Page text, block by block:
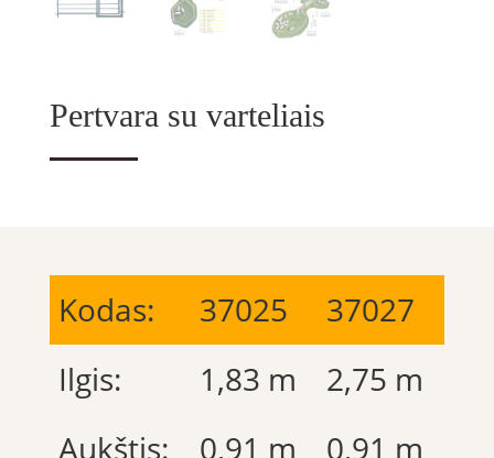
Pertvara su varteliais
Kodas: 37025
37027
Ilgis:
1,83 m
2,75 m
Aukštis:
0,91 m
0,91 m